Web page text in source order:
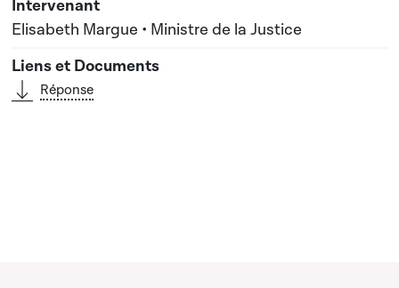
Elisabeth Margue • Ministre de la Justice
Réponse